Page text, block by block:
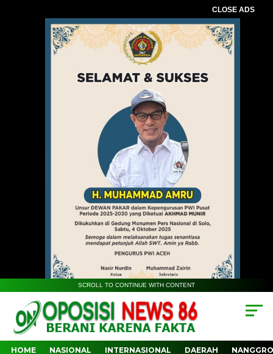
CLOSE ADS
SCROLL TO CONTINUE WITH CONTENT
HOME NASIONAL INTERNASIONAL DAERAH